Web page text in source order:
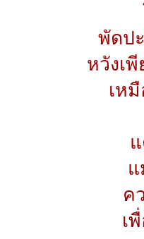
พัดป
หวังเ
เห
ค
เ